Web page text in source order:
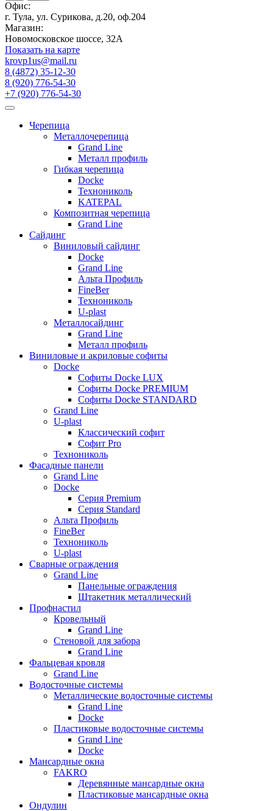
Офис:
г. Тула, ул. Сурикова, д.20, оф.204
Магазин:
Новомосковское шоссе, 32А
Показать на карте
krovp1us@mail.ru
8 (4872) 35-12-30
8 (920) 776-54-30
+7 (920) 776-54-30
Черепица
Металлочерепица
Grand Line
Металл профиль
Гибкая черепица
Docke
Технониколь
KATEPAL
Композитная черепица
Grand Line
Сайдинг
Виниловый сайдинг
Docke
Grand Line
Альта Профиль
FineBer
Технониколь
U-plast
Металлосайдинг
Grand Line
Металл профиль
Виниловые и акриловые софиты
Docke
Софиты Docke LUX
Софиты Docke PREMIUM
Софиты Docke STANDARD
Grand Line
U-plast
Классический софит
Софит Pro
Технониколь
Фасадные панели
Grand Line
Docke
Серия Premium
Серия Standard
Альта Профиль
FineBer
Технониколь
U-plast
Сварные ограждения
Grand Line
Панельные ограждения
Штакетник металлический
Профнастил
Кровельный
Grand Line
Стеновой для забора
Grand Line
Фальцевая кровля
Grand Line
Водосточные системы
Металлические водосточные системы
Grand Line
Docke
Пластиковые водосточные системы
Grand Line
Docke
Мансардные окна
FAKRO
Деревянные мансардные окна
Пластиковые мансардные окна
Ондулин